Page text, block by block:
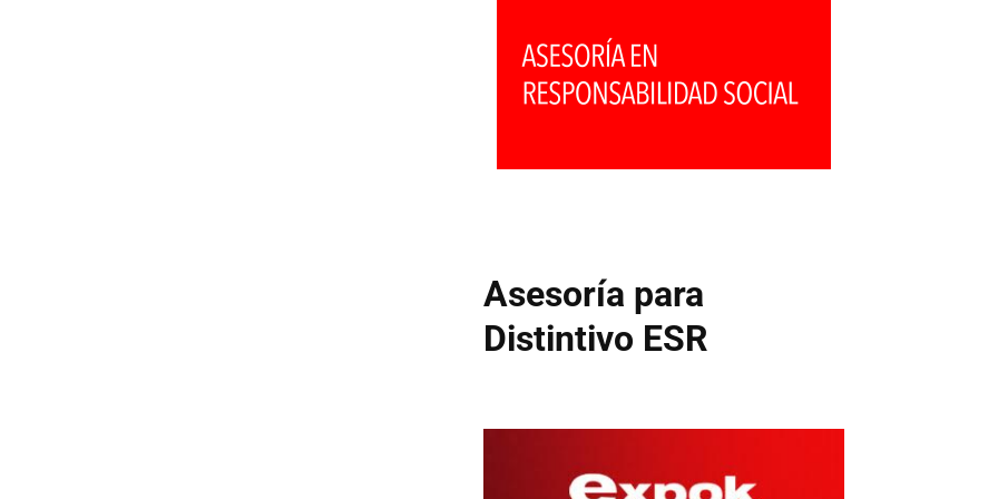
Asesoría para
Distintivo ESR